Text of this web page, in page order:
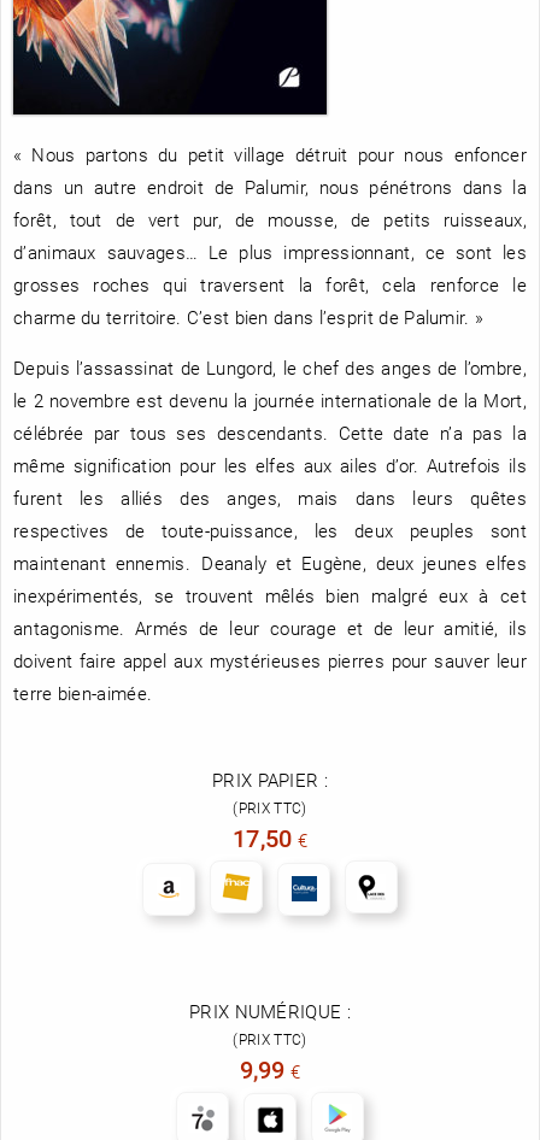
RENCONTRE AVEC…
REVUE DE PRESSE
« Nous partons du petit village détruit pour nous enfoncer
dans un autre endroit de Palumir, nous pénétrons dans la
forêt, tout de vert pur, de mousse, de petits ruisseaux,
d’animaux sauvages… Le plus impressionnant, ce sont les
grosses roches qui traversent la forêt, cela renforce le
charme du territoire. C’est bien dans l’esprit de Palumir. »
Depuis l’assassinat de Lungord, le chef des anges de l’ombre,
le 2 novembre est devenu la journée internationale de la Mort,
célébrée par tous ses descendants. Cette date n’a pas la
même signification pour les elfes aux ailes d’or. Autrefois ils
furent les alliés des anges, mais dans leurs quêtes
respectives de toute-puissance, les deux peuples sont
maintenant ennemis. Deanaly et Eugène, deux jeunes elfes
inexpérimentés, se trouvent mêlés bien malgré eux à cet
antagonisme. Armés de leur courage et de leur amitié, ils
doivent faire appel aux mystérieuses pierres pour sauver leur
terre bien-aimée.
PRIX PAPIER :
(PRIX TTC)
17,50 €
PRIX NUMÉRIQUE :
(PRIX TTC)
9,99 €